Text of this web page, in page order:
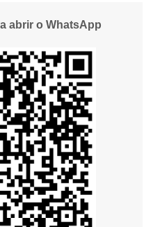
abrir o WhatsApp